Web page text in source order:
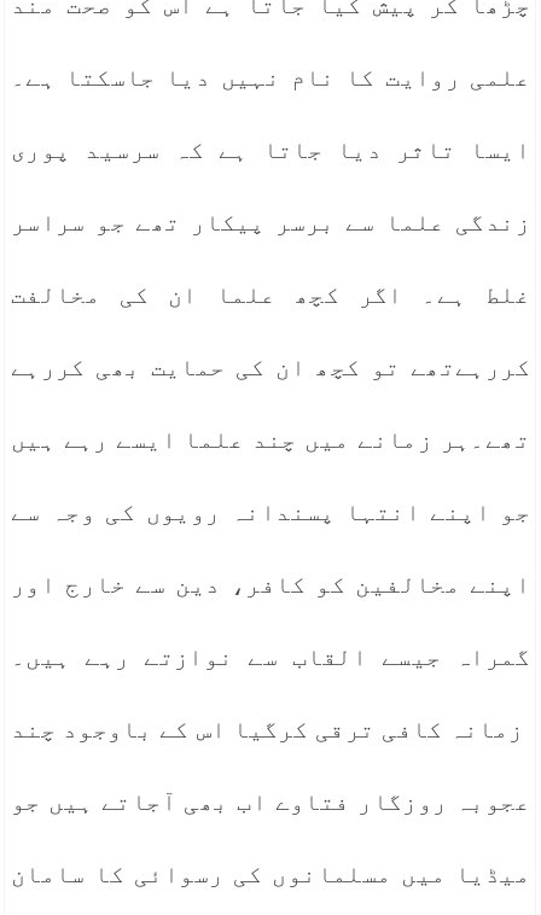
علمی روایت کا نام نہیں دیا جاسکتا ہے۔
ایسا تاثر دیا جاتا ہے کہ سرسید پوری
زندگی علما سے برسر پیکار تھے جو سراسر
غلط ہے۔ اگر کچھ علما ان کی مخالفت
کررہےتھے تو کچھ ان کی حمایت بھی کررہے
تھے۔ہر زمانے میں چند علما ایسے رہے ہیں
جو اپنے انتہا پسندانہ رویوں کی وجہ سے
اپنے مخالفین کو کافر، دین سے خارج اور
گمراہ جیسے القاب سے نوازتے رہے ہیں۔
زمانہ کافی ترقی کرگیا اس کے باوجود چند
عجوبہ روزگار فتاوے اب بھی آجاتے ہیں جو
میڈیا میں مسلمانوں کی رسوائی کا سامان